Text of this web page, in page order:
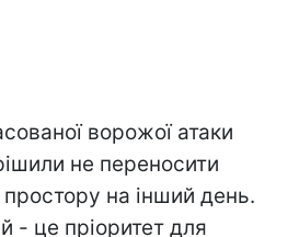
ворожої атаки
не переносити
простору на інший день.
- це пріоритет для